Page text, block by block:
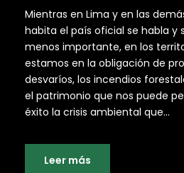
Mientras en Lima y en las
habita el país oficial se habla y
menos importante, en los
estamos en la obligación de
desvaríos, los incendios
el patrimonio que nos puede
éxito la crisis ambiental que...
Leer más